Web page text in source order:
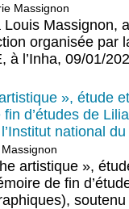
Massignon
Louis Massignon,
organisée par
à l’Inha, 09/01/
artistique »,
d’études de
national
artistique »,
de fin